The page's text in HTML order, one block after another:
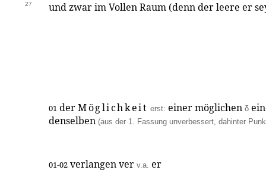
27 und zwar im Vollen Raum (denn der leere er
01 derMöglichkeit erst: einer möglichenδ
denselben (aus der 1. Fassung unverbessert, dahinter
01-02 verlangen ver v.a. er